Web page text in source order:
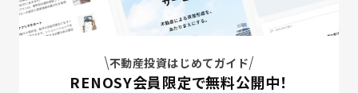
不動産投資はじめてガイド
RENOSY会員限定で無料公開中！